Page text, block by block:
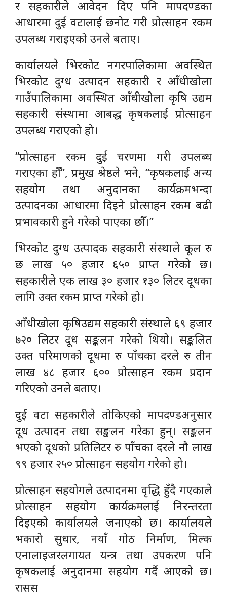
र सहकारीले आवेदन दिए पनि मापदण्डका
आधारमा दुई वटालाई छनोट गरी प्रोत्साहन रकम
उपलब्ध गराइएको उनले बताए।
कार्यालयले भिरकोट नगरपालिकामा अवस्थित
भिरकोट दुग्ध उत्पादन सहकारी र आँधीखोला
गाउँपालिकामा अवस्थित आँधीखोला कृषि उद्यम
सहकारी संस्थामा आबद्ध कृषकलाई प्रोत्साहन
उपलब्ध गराएको हो।
“प्रोत्साहन रकम दुई चरणमा गरी उपलब्ध
गराएका हौँ”, प्रमुख श्रेष्ठले भने, “कृषकलाई अन्य
सहयोग तथा अनुदानका कार्यक्रमभन्दा
उत्पादनका आधारमा दिइने प्रोत्साहन रकम बढी
प्रभावकारी हुने गरेको पाएका छौँ।”
भिरकोट दुग्ध उत्पादक सहकारी संस्थाले कूल रु
छ लाख ५० हजार ६५० प्राप्त गरेको छ।
सहकारीले एक लाख ३० हजार १३० लिटर दूधका
लागि उक्त रकम प्राप्त गरेको हो।
आँधीखोला कृषिउद्यम सहकारी संस्थाले ६९ हजार
७२० लिटर दूध सङ्कलन गरेको थियो। सङ्कलित
उक्त परिमाणको दूधमा रु पाँचका दरले रु तीन
लाख ४८ हजार ६०० प्रोत्साहन रकम प्रदान
गरिएको उनले बताए।
दुई वटा सहकारीले तोकिएको मापदण्डअनुसार
दूध उत्पादन तथा सङ्कलन गरेका हुन्। सङ्कलन
भएको दूधको प्रतिलिटर रु पाँचका दरले नौ लाख
९९ हजार २५० प्रोत्साहन सहयोग गरेको हो।
प्रोत्साहन सहयोगले उत्पादनमा वृद्धि हुँदै गएकाले
प्रोत्साहन सहयोग कार्यक्रमलाई निरन्तरता
दिइएको कार्यालयले जनाएको छ। कार्यालयले
भकारो सुधार, नयाँ गोठ निर्माण, मिल्क
एनालाइजरलगायत यन्त्र तथा उपकरण पनि
कृषकलाई अनुदानमा सहयोग गर्दै आएको छ।
रासस